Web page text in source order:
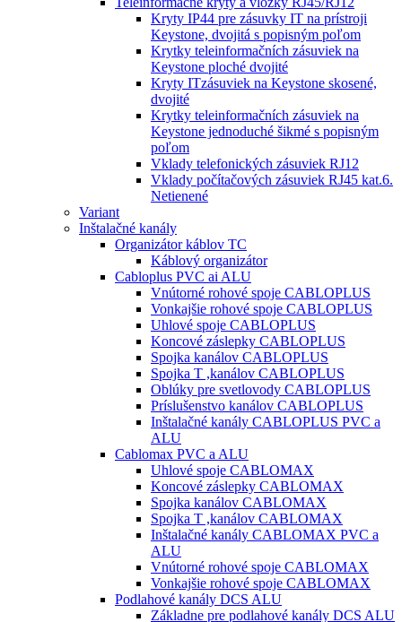
Kryty IP44 pre zásuvky IT na prístroji
Keystone, dvojitá s popisným poľom
Krytky teleinformačních zásuviek na
Keystone ploché dvojité
Kryty ITzásuviek na Keystone skosené,
dvojité
Krytky teleinformačních zásuviek na
Keystone jednoduché šikmé s popisným
poľom
Vklady telefonických zásuviek RJ12
Vklady počítačových zásuviek RJ45 kat.6.
Netienené
Variant
Inštalačné kanály
Organizátor káblov TC
Káblový organizátor
Cabloplus PVC ai ALU
Vnútorné rohové spoje CABLOPLUS
Vonkajšie rohové spoje CABLOPLUS
Uhlové spoje CABLOPLUS
Koncové záslepky CABLOPLUS
Spojka kanálov CABLOPLUS
Spojka T ,kanálov CABLOPLUS
Oblúky pre svetlovody CABLOPLUS
Príslušenstvo kanálov CABLOPLUS
Inštalačné kanály CABLOPLUS PVC a
ALU
Cablomax PVC a ALU
Uhlové spoje CABLOMAX
Koncové záslepky CABLOMAX
Spojka kanálov CABLOMAX
Spojka T ,kanálov CABLOMAX
Inštalačné kanály CABLOMAX PVC a
ALU
Vnútorné rohové spoje CABLOMAX
Vonkajšie rohové spoje CABLOMAX
Podlahové kanály DCS ALU
Základne pre podlahové kanály DCS ALU